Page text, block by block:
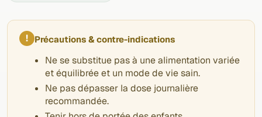
! Précautions & contre-indications
Ne se substitue pas à une alimentation variée
et équilibrée et un mode de vie sain.
Ne pas dépasser la dose journalière
recommandée.